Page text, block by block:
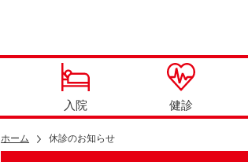
入院 健診
ホーム 休診のお知らせ